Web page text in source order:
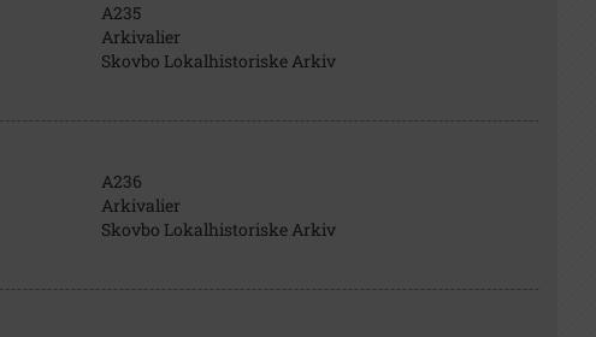
A235
Arkivalier
Skovbo Lokalhistoriske Arkiv
A236
Arkivalier
Skovbo Lokalhistoriske Arkiv